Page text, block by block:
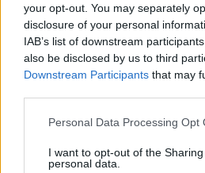
your opt-out. You may separately
disclosure of your personal
IAB’s list of downstream
also be disclosed by us to third
Downstream Participants that may
Please note that this website/app
not limited to your visit or usage
grant or deny consent to Google
Personal Data Processing Opt
I want to opt-out of the
personal data.
Afganisztán és
felmérés két
országa, ahol az
életértékelés több
ponttal
legboldogabb